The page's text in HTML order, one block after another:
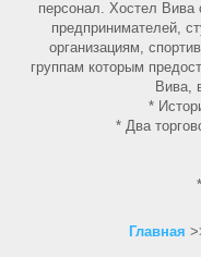
персонал. Хостел Вива
предпринимателей,
организациям,
группам которым
Вива,
*
* Два
Главная